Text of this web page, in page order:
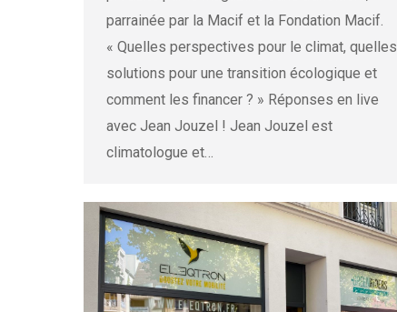
parrainée par la Macif et la Fondation Macif.
« Quelles perspectives pour le climat, quelles
solutions pour une transition écologique et
comment les financer ? » Réponses en live
avec Jean Jouzel ! Jean Jouzel est
climatologue et…